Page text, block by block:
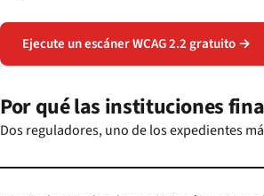
Ejecute un escáner WCAG 2.2 gratuito →
Por qué las instituciones
Dos reguladores, uno de los expedientes